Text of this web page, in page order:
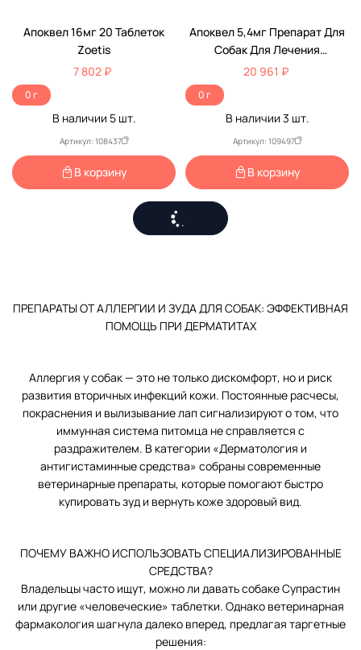
Апоквел 16мг 20 Таблеток
Zoetis
7 802 ₽
0 г
В наличии 5шт.
Артикул: 108437
В корзину
Апоквел 5,4мг Препарат Для
Собак Для Лечения
Дерматитов Различной
Сопровождающихся Зудом
Флакон 100 Таблеток Zoetis
20 961 ₽
0 г
В наличии 3 шт.
Артикул: 109497
В корзину
ПРЕПАРАТЫ ОТ АЛЛЕРГИИ И ЗУДА ДЛЯ СОБАК: ЭФФЕКТИВНАЯ
ПОМОЩЬ ПРИ ДЕРМАТИТАХ
Аллергия у собак — это не только дискомфорт, но и риск
развития вторичных инфекций кожи. Постоянные расчесы,
покраснения и вылизывание лап сигнализируют о том, что
иммунная система питомца не справляется с
раздражителем. В категории «Дерматология и
антигистаминные средства» собраны современные
ветеринарные препараты, которые помогают быстро
купировать зуд и вернуть коже здоровый вид.
ПОЧЕМУ ВАЖНО ИСПОЛЬЗОВАТЬ СПЕЦИАЛИЗИРОВАННЫЕ
СРЕДСТВА?
Владельцы часто ищут, можно ли давать собаке Супрастин
или другие «человеческие» таблетки. Однако ветеринарная
фармакология шагнула далеко вперед, предлагая таргетные
решения: